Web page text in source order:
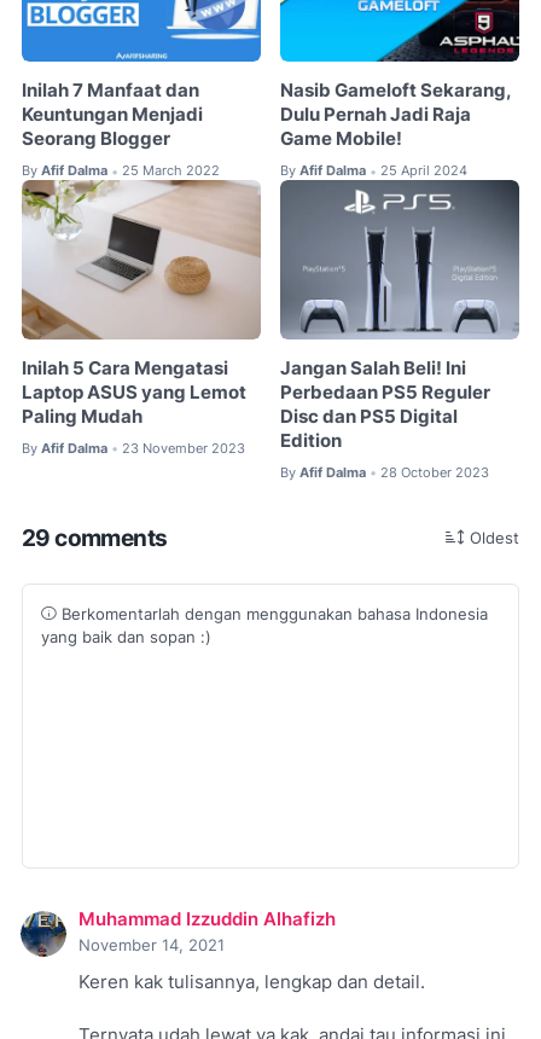
Inilah 7 Manfaat dan
Keuntungan Menjadi
Seorang Blogger
By Afif Dalma • 25 March 2022
Nasib Gameloft Sekarang,
Dulu Pernah Jadi Raja
Game Mobile!
By Afif Dalma • 25 April 2024
Inilah 5 Cara Mengatasi
Laptop ASUS yang Lemot
Paling Mudah
By Afif Dalma • 23 November 2023
Jangan Salah Beli! Ini
Perbedaan PS5 Reguler
Disc dan PS5 Digital
Edition
By Afif Dalma • 28 October 2023
29 comments Oldest
Berkomentarlah dengan menggunakan bahasa Indonesia
yang baik dan sopan :)
Muhammad Izzuddin Alhafizh
November 14, 2021
Keren kak tulisannya, lengkap dan detail.